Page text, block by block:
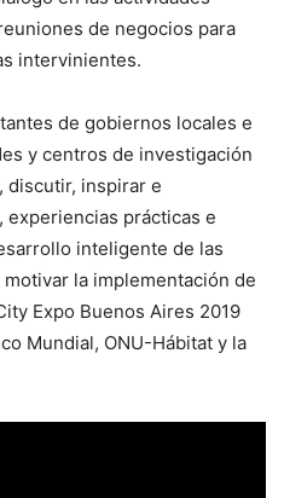
de negocios para
intervinientes.
de gobiernos locales e
y centros de investigación
discutir, inspirar e
prácticas e
inteligente de las
la implementación de
Expo Buenos Aires 2019
Mundial, ONU-Hábitat y la